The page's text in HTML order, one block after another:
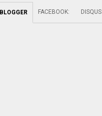
BLOGGER FACEBOOK: DISQUS